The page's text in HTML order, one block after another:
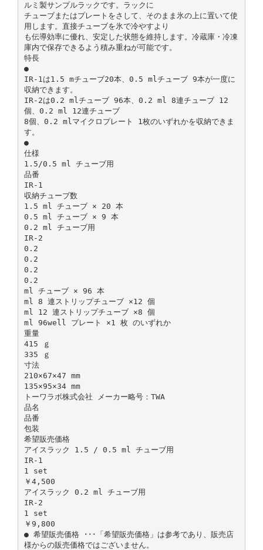
ルミ製サンプルラックです。ラックに
チューブまたはプレートをさして、そのまま氷の上に置いて使
用します。直接チューブを氷で冷やすより
も伝導効率に優れ、安定した状態を維持します。冷蔵庫・冷凍
庫内で保存できるよう積み重ねが可能です。
特長
●
IR-1は1.5 mチューブ20本、0.5 mlチューブ 9本が一度に
収納できます。
IR-2は0.2 mlチューブ 96本、0.2 ml 8連チューブ 12
個、0.2 ml 12連チューブ
8個、0.2 mlマイクロプレート 1枚のいずれかを収納できま
す。
●
仕様
1.5/0.5 ml チューブ用
品番
IR-1
収納チューブ数
1.5 ml チューブ × 20 本
0.5 ml チューブ × 9 本
0.2 ml チューブ用
IR-2
0.2
0.2
0.2
0.2
ml チューブ × 96 本
ml 8 連ストリップチューブ ×12 個
ml 12 連ストリップチューブ ×8 個
ml 96well プレート ×1 枚 のいずれか
重量
415 ｇ
335 ｇ
寸法
210×67×47 mm
135×95×34 mm
トーワラボ株式会社 メーカー略号：TWA
品名
品番
包装
希望販売価格
アイスラック 1.5 / 0.5 ml チューブ用
IR-1
1 set
￥4,500
アイスラック 0.2 ml チューブ用
IR-2
1 set
￥9,800
● 希望販売価格 ･･･「希望販売価格」は参考であり、販売店
様からの販売価格ではございません。